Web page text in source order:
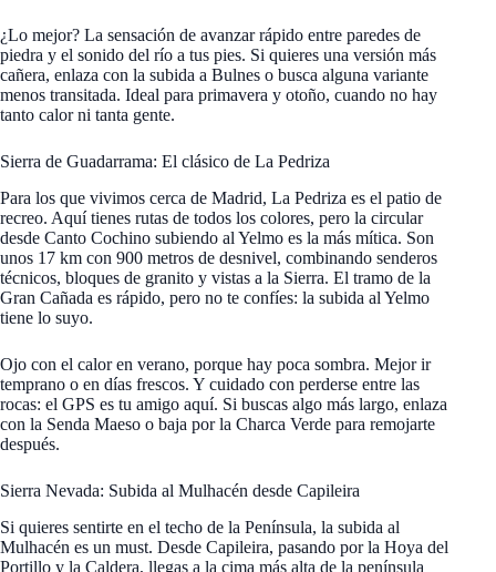
¿Lo mejor? La sensación de avanzar rápido entre paredes de
piedra y el sonido del río a tus pies. Si quieres una versión más
cañera, enlaza con la subida a Bulnes o busca alguna variante
menos transitada. Ideal para primavera y otoño, cuando no hay
tanto calor ni tanta gente.
Sierra de Guadarrama: El clásico de La Pedriza
Para los que vivimos cerca de Madrid, La Pedriza es el patio de
recreo. Aquí tienes rutas de todos los colores, pero la circular
desde Canto Cochino subiendo al Yelmo es la más mítica. Son
unos 17 km con 900 metros de desnivel, combinando senderos
técnicos, bloques de granito y vistas a la Sierra. El tramo de la
Gran Cañada es rápido, pero no te confíes: la subida al Yelmo
tiene lo suyo.
Ojo con el calor en verano, porque hay poca sombra. Mejor ir
temprano o en días frescos. Y cuidado con perderse entre las
rocas: el GPS es tu amigo aquí. Si buscas algo más largo, enlaza
con la Senda Maeso o baja por la Charca Verde para remojarte
después.
Sierra Nevada: Subida al Mulhacén desde Capileira
Si quieres sentirte en el techo de la Península, la subida al
Mulhacén es un must. Desde Capileira, pasando por la Hoya del
Portillo y la Caldera, llegas a la cima más alta de la península